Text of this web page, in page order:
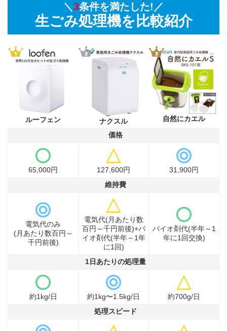
＼3条件を満たした!／
生ごみ処理機を比較紹介
ルーフェン ナクスル 自然にカエル
価格
65,000円 127,600円
31,900円
維持費
電気代のみ
(月あたり数百円～
千円前後)
電気代(月あたり数
百円～千円前後)+バ
イオ剤代(半年～1年
に1回)
バイオ剤代(半年～1
年に1回交換)
1日あたりの処理量
約1kg/日 約1kg〜1.5kg/日
約700g/日
処理スピード